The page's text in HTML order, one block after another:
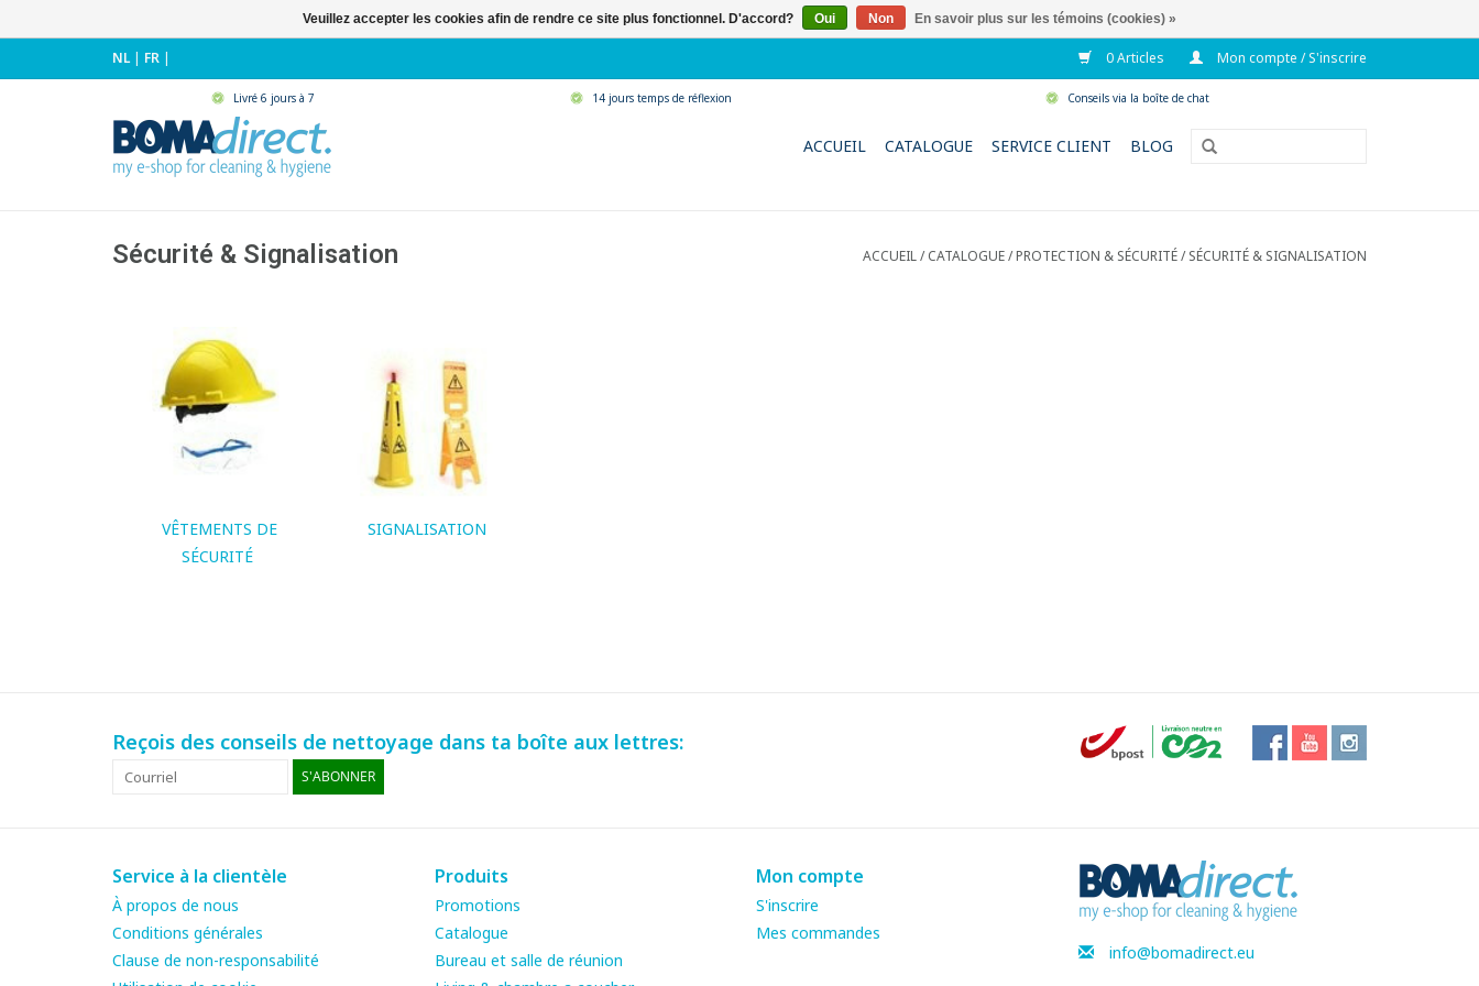
NL| FR | 0 Articles Mon compte / S'inscrire
Livré 6 jours à 7 14 jours temps de réflexion Conseils via la boîte de chat
ACCUEIL CATALOGUE SERVICE CLIENT BLOG
Sécurité & Signalisation ACCUEIL/CATALOGUE/PROTECTION & SÉCURITÉ/SÉCURITÉ & SIGNALISATION
VÊTEMENTS DE
SÉCURITÉ
SIGNALISATION
Reçois des conseils de nettoyage dans ta boîte aux lettres:
S'ABONNER
Service à la clientèle
À propos de nous
Conditions générales
Clause de non-responsabilité
Produits
Promotions
Catalogue
Bureau et salle de réunion
Mon compte
S'inscrire
Mes commandes
info@bomadirect.eu
Veuillez accepter les cookies afin de rendre ce site plus fonctionnel. D'accord? Oui Non En savoir plus sur les témoins (cookies) »